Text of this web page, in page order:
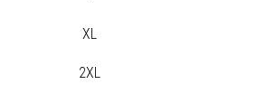
XL
2XL